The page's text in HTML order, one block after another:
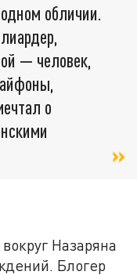
обличии.
— человек,
о
Назаряна
Блогер